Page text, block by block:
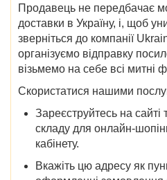
Продавець не передбачає
доставки в Україну, і, щоб
зверніться до компанії
організуємо відправку
візьмемо на себе всі митні
Скористатися нашими
Зареєструйтесь на сайті
складу для онлайн-
кабінету.
Вкажіть цю адресу як